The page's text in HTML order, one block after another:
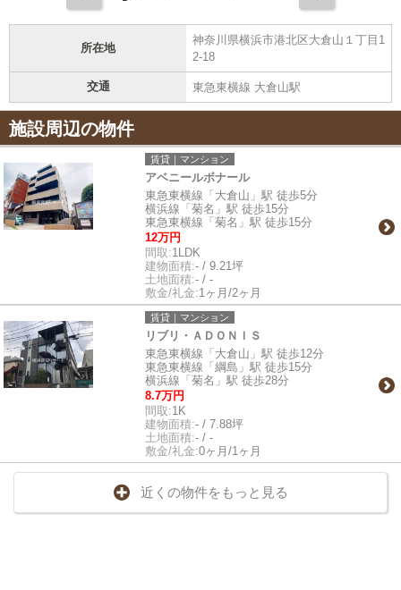
所在地
神奈川県横浜市港北区大倉山１丁目1
2-18
交通 東急東横線 大倉山駅
施設周辺の物件
賃貸｜マンション
アベニールボナール
東急東横線「大倉山」駅 徒歩5分
横浜線「菊名」駅 徒歩15分
東急東横線「菊名」駅 徒歩15分
12万円
間取:1LDK
建物面積:- / 9.21坪
土地面積:- / -
敷金/礼金:1ヶ月/2ヶ月
賃貸｜マンション
リブリ・ＡＤＯＮＩＳ
東急東横線「大倉山」駅 徒歩12分
東急東横線「綱島」駅 徒歩15分
横浜線「菊名」駅 徒歩28分
8.7万円
間取:1K
建物面積:- / 7.88坪
土地面積:- / -
敷金/礼金:0ヶ月/1ヶ月
近くの物件をもっと見る